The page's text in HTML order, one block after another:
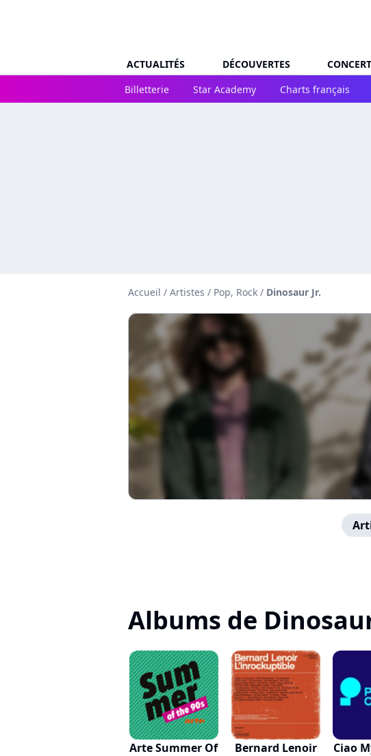
ACTUALITÉS DÉCOUVERTES
Billetterie
Star Academy Charts français
Accueil / Artistes / Pop, Rock / Dinosaur Jr.
Albums de
Arte Summer Of
Bernard Lenoir
Ciao